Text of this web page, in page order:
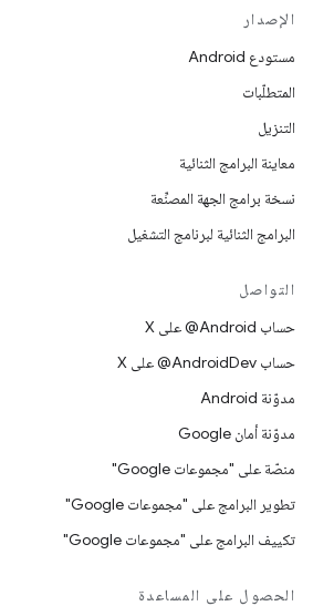
الإصدار
مستودع Android
المتطلّبات
التنزيل
معاينة البرامج الثنائية
نسخة برامج الجهة المصنِّعة
البرامج الثنائية لبرنامج التشغيل
التواصل
حساب ‎@Android على X
حساب ‎@AndroidDev على X
مدوّنة Android
مدوّنة أمان Google
منصّة على "مجموعات Google"
تطوير البرامج على "مجموعات Google"
تكييف البرامج على "مجموعات Google"
الحصول على المساعدة